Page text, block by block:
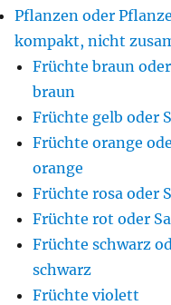
Pflanzen oder
kompakt, nicht
Früchte braun
braun
Früchte gelb oder
Früchte orange
orange
Früchte rosa oder
Früchte rot oder
Früchte schwarz
schwarz
Früchte violett